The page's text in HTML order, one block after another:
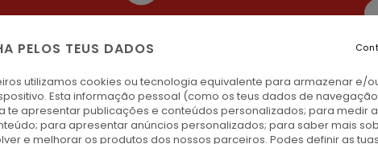
roupa
o melhor
PELOS TEUS DADOS
utilizamos cookies ou tecnologia equivalente para armazenar e/
Esta informação pessoal (como os teus dados de
te apresentar publicações e conteúdos personalizados; para medir
para apresentar anúncios personalizados; para saber mais
e melhorar os produtos dos nossos parceiros. Podes definir as